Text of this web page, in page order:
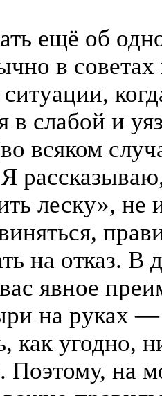
ещё об
в советах
в слабой и
всяком
леску», не
на отказ. В
явное
на руках
как угодно,
Поэтому, на